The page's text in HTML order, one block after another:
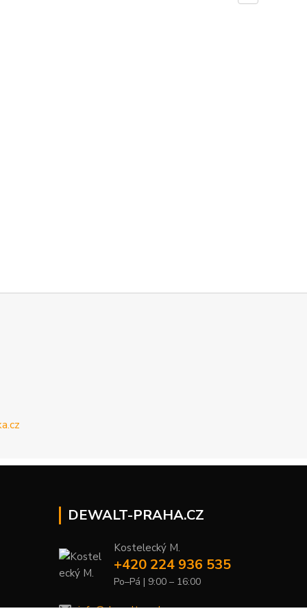
DEWALT-PRAHA.CZ
Kostelecký M.
+420 224 936 535
Po–Pá | 9:00 – 16:00
info@dewalt-praha.cz